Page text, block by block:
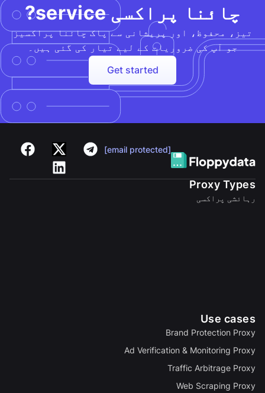
چائنا پراکسی service?
تیز، محفوظ، اور پریشانی سے پاک چائنا پراکسیز
جو آپ کی ضروریات کے لیے تیار کی گئی ہیں۔
Get started
[email protected]
Proxy Types
رہائشی پراکسی
Use cases
Brand Protection Proxy
Ad Verification & Monitoring Proxy
Traffic Arbitrage Proxy
Web Scraping Proxy